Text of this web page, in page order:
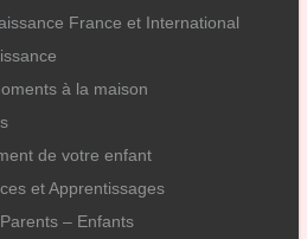
France et International
à la maison
de votre enfant
et Apprentissages
– Enfants